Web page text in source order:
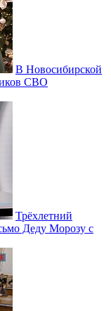
В Новосибирской
СВО
Трёхлетний
Деду Морозу с